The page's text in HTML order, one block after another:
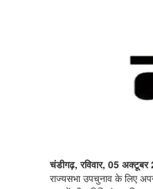
चंडीगढ़, रविवार, 05
राज्यसभा उपचुनाव के लिए